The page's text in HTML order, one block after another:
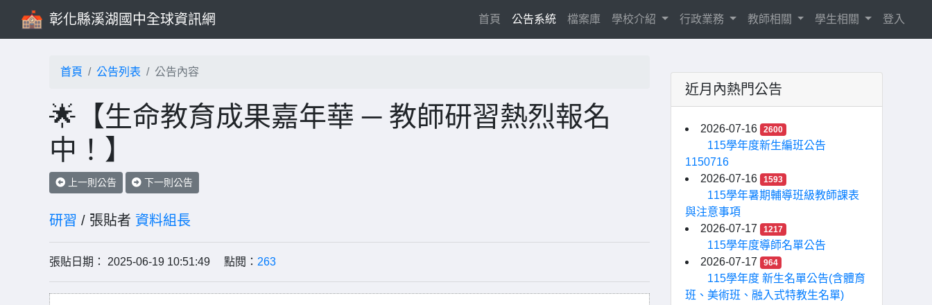
彰化縣溪湖國中全球資訊網 首頁 (current)
公告系統 檔案庫 學校介紹 行政業務 教師相關 學生相關 登入
首頁 公告列表 公告內容
🌟【生命教育成果嘉年華 ─ 教師研習熱烈報名
中！】
上一則公告 下一則公告
研習 / 張貼者 資料組長
張貼日期： 2025-06-19 10:51:49 點閱： 263
近月內熱門公告
2026-07-16 2600
115學年度新生編班公告
1150716
2026-07-16
1593
115學年暑期輔導班級教師課表
與注意事項
2026-07-17
1217
115學年度導師名單公告
2026-07-17
964
115學年度 新生名單公告(含體育
班、美術班、融入式特教生名單)